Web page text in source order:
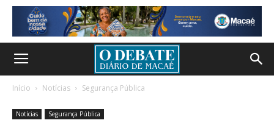
Início Notícias Segurança Pública
Notícias Segurança Pública